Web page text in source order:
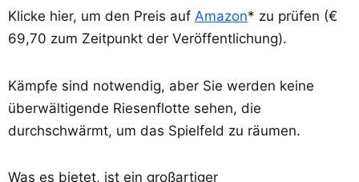
Klicke hier, um den Preis auf Amazon* zu prüfen (€
69,70 zum Zeitpunkt der Veröffentlichung).
Kämpfe sind notwendig, aber Sie werden keine
überwältigende Riesenflotte sehen, die
durchschwärmt, um das Spielfeld zu räumen.
Was es bietet, ist ein großartiger